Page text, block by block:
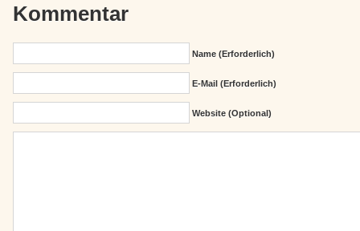
Kommentar
Name (erforderlich)
E-Mail (erforderlich)
Website (Optional)